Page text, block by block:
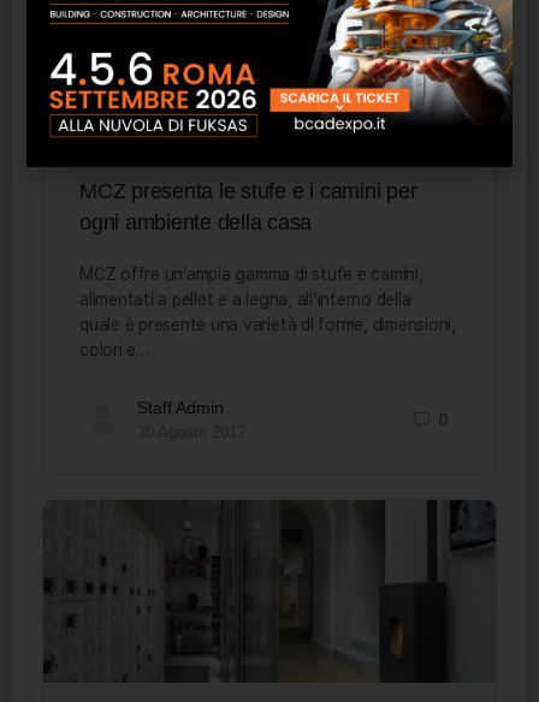
MCZ presenta le stufe e i camini per
ogni ambiente della casa
MCZ offre un’ampia gamma di stufe e camini,
alimentati a pellet e a legna, all’interno della
quale è presente una varietà di forme, dimensioni,
colori e…
Staff Admin
0